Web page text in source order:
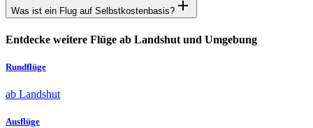
Was ist ein Flug auf Selbstkostenbasis?
Entdecke weitere Flüge ab Landshut und Umgebung
Rundflüge
ab Landshut
Ausflüge